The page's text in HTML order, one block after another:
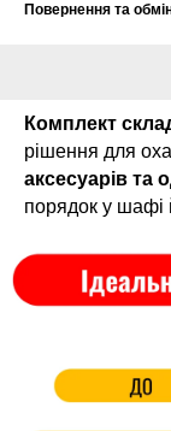
Повернення та
Комплект
рішення для
аксесуарів та
порядок у шафі